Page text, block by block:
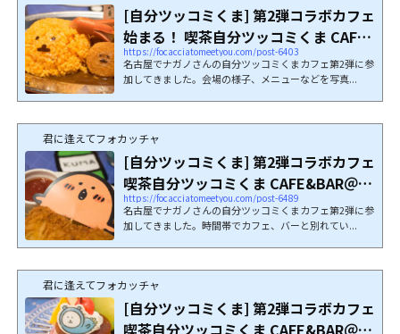
[自分ツッコミくま] 第2弾コラボカフェ
始まる！ 喫茶自分ツッコミくま CAFE
&BA...
https://focacciatomeetyou.com/post-6403
名古屋でナガノさんの自分ツッコミくまカフェ第2弾に参
加してきました。会場の様子、メニューなどを写真...
君に逢えてフォカッチャ
[自分ツッコミくま] 第2弾コラボカフェ
喫茶自分ツッコミくま CAFE&BAR＠名
古...
https://focacciatomeetyou.com/post-6489
名古屋でナガノさんの自分ツッコミくまカフェ第2弾に参
加してきました。時間帯でカフェ、バーと別れてい...
君に逢えてフォカッチャ
[自分ツッコミくま] 第2弾コラボカフェ
喫茶自分ツッコミくま CAFE&BAR＠池